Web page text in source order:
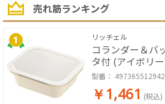
売れ筋ランキング
リッチェル
コランダー＆バ
タ付 (アイボリ
型番：
￥1,461 (税込)